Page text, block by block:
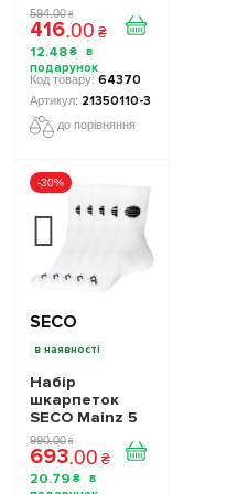
пари колір:
білий
594.00 ₴
416.00 ₴
12.48 ₴
64370
21350110-3
до порівняння
-30%
SECO
в наявності
Набір
шкарпеток
SECO Mainz 5
пар колір:
білий
990.00 ₴
693.00 ₴
20.79 ₴